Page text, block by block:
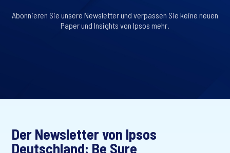
Abonnieren Sie unsere Newsletter und verpassen Sie keine neuen
Paper und Insights von Ipsos mehr.
Der Newsletter von Ipsos
Deutschland: Be Sure